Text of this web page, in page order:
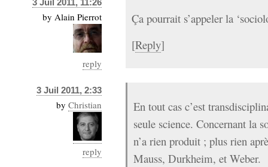
3 Juil 2011, 11:26
by Alain Pierrot
reply
Ça pourrait s’appeler la
[Reply]
3 Juil 2011, 2:33
by Christian
reply
En tout cas c’est
seule science. Concernant la
n’a rien produit ; plus rien
Mauss, Durkheim, et Weber.